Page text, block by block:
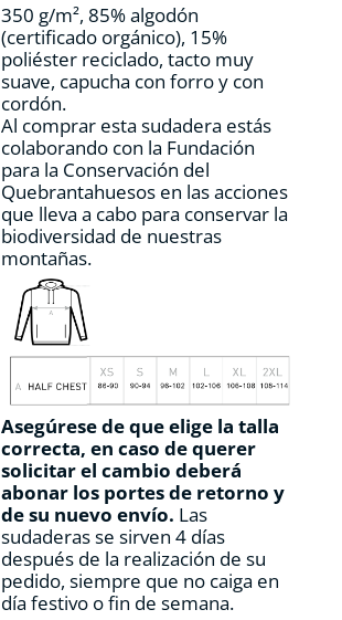
página
de
producto
350 g/m², 85% algodón
(certificado orgánico), 15%
poliéster reciclado, tacto muy
suave, capucha con forro y con
cordón.
Al comprar esta sudadera estás
colaborando con la Fundación
para la Conservación del
Quebrantahuesos en las acciones
que lleva a cabo para conservar la
biodiversidad de nuestras
montañas.
Asegúrese de que elige la talla
correcta, en caso de querer
solicitar el cambio deberá
abonar los portes de retorno y
de su nuevo envío. Las
sudaderas se sirven 4 días
después de la realización de su
pedido, siempre que no caiga en
día festivo o fin de semana.